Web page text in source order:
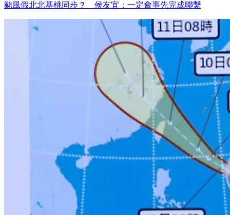
颱風假北北基桃同步？ 侯友宜：一定會事先完成聯繫